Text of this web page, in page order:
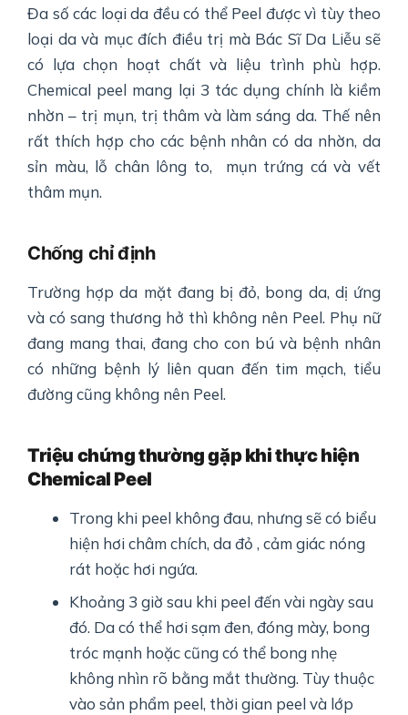
Đa số các loại da đều có thể Peel được vì tùy theo
loại da và mục đích điều trị mà Bác Sĩ Da Liễu sẽ
có lựa chọn hoạt chất và liệu trình phù hợp.
Chemical peel mang lại 3 tác dụng chính là kiềm
nhờn – trị mụn, trị thâm và làm sáng da. Thế nên
rất thích hợp cho các bệnh nhân có da nhờn, da
sỉn màu, lỗ chân lông to, mụn trứng cá và vết
thâm mụn.
Chống chỉ định
Trường hợp da mặt đang bị đỏ, bong da, dị ứng
và có sang thương hở thì không nên Peel. Phụ nữ
đang mang thai, đang cho con bú và bệnh nhân
có những bệnh lý liên quan đến tim mạch, tiểu
đường cũng không nên Peel.
Triệu chứng thường gặp khi thực hiện
Chemical Peel
Trong khi peel không đau, nhưng sẽ có biểu
hiện hơi châm chích, da đỏ , cảm giác nóng
rát hoặc hơi ngứa.
Khoảng 3 giờ sau khi peel đến vài ngày sau
đó. Da có thể hơi sạm đen, đóng mày, bong
tróc mạnh hoặc cũng có thể bong nhẹ
không nhìn rõ bằng mắt thường. Tùy thuộc
vào sản phẩm peel, thời gian peel và lớp